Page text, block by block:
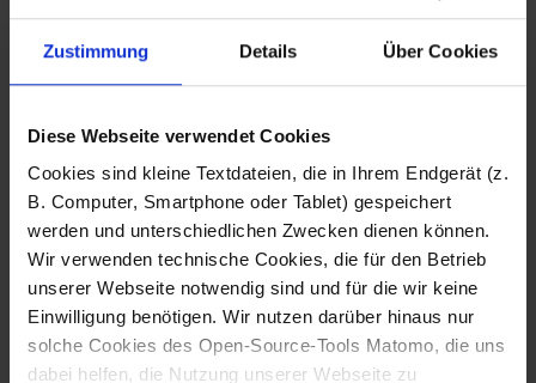
Zustimmung Details Über Cookies
Diese Webseite verwendet Cookies
Cookies sind kleine Textdateien, die in Ihrem Endgerät (z.
B. Computer, Smartphone oder Tablet) gespeichert
werden und unterschiedlichen Zwecken dienen können.
Wir verwenden technische Cookies, die für den Betrieb
unserer Webseite notwendig sind und für die wir keine
Einwilligung benötigen. Wir nutzen darüber hinaus nur
solche Cookies des Open-Source-Tools Matomo, die uns
dabei helfen, die Nutzung unserer Webseite zu
Fotografo: Lorenz
Sternbach
Download
Fotografo: Lorenz
Sternbach
Download